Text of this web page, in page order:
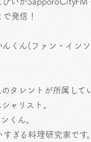
発信！
くん(ファン・インソ
タレントが所属してい
ャリスト。
くん。
ぎる料理研究家です。